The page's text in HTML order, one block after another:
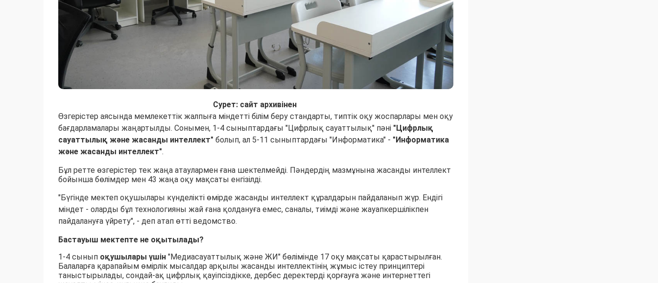
Сурет: сайт архивінен
Өзгерістер аясында мемлекеттік жалпыға міндетті білім беру стандарты, типтік оқу жоспарлары мен оқу
бағдарламалары жаңартылды. Сонымен, 1-4 сыныптардағы "Цифрлық сауаттылық" пәні "Цифрлық
сауаттылық және жасанды интеллект" болып, ал 5-11 сыныптардағы "Информатика" - "Информатика
және жасанды интеллект".
Бұл ретте өзгерістер тек жаңа атаулармен ғана шектелмейді. Пәндердің мазмұнына жасанды интеллект
бойынша бөлімдер мен 43 жаңа оқу мақсаты енгізілді.
"Бүгінде мектеп оқушылары күнделікті өмірде жасанды интеллект құралдарын пайдаланып жүр. Ендігі
міндет - оларды бұл технологияны жай ғана қолдануға емес, саналы, тиімді және жауапкершілікпен
пайдалануға үйрету", - деп атап өтті ведомство.
Бастауыш мектепте не оқытылады?
1-4 сынып оқушылары үшін "Медиасауаттылық және ЖИ" бөлімінде 17 оқу мақсаты қарастырылған.
Балаларға қарапайым өмірлік мысалдар арқылы жасанды интеллектінің жұмыс істеу принциптері
таныстырылады, сондай-ақ цифрлық қауіпсіздікке, дербес деректерді қорғауға және интернеттегі